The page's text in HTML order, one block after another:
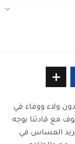
ولاء ووفاء في
مع قادتنا بوجه
يريد المساس في